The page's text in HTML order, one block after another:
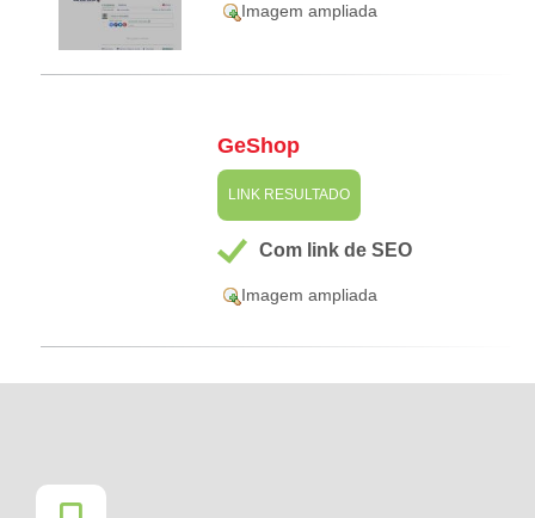
Imagem ampliada
GeShop
LINK RESULTADO
Com link de SEO
Imagem ampliada